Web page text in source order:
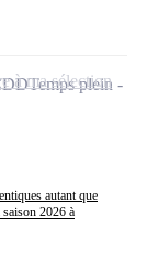
autant que
2026 à
Temps plein
à ma sélection